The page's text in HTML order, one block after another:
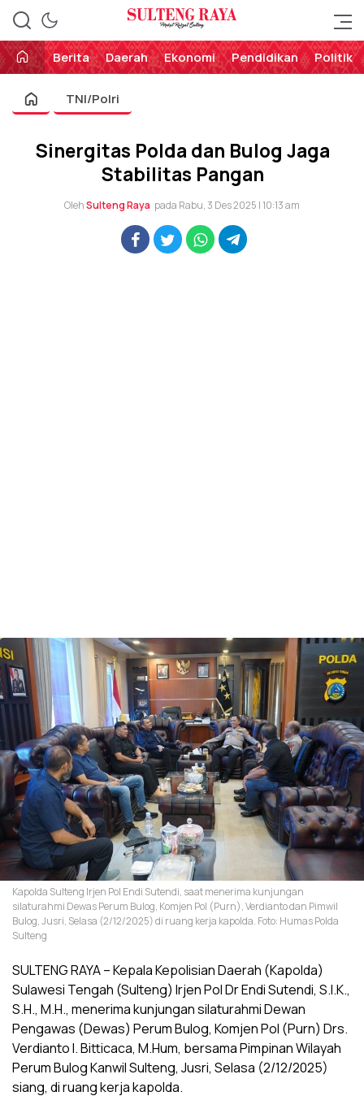
Sulteng Raya
Perekat Rakyat Sulteng
Berita
Daerah Ekonomi Pendidikan Politik
TNI/Polri
Sinergitas Polda dan Bulog Jaga
Stabilitas Pangan
OlehSulteng Raya pada Rabu, 3 Des 2025 | 10:13 am
Kapolda Sulteng Irjen Pol Endi Sutendi, saat menerima kunjungan
silaturahmi Dewas Perum Bulog, Komjen Pol (Purn), Verdianto dan Pimwil
Bulog, Jusri, Selasa (2/12/2025) di ruang kerja kapolda. Foto: Humas Polda
Sulteng
SULTENG RAYA – Kepala Kepolisian Daerah (Kapolda)
Sulawesi Tengah (Sulteng) Irjen Pol Dr Endi Sutendi, S.I.K.,
S.H., M.H., menerima kunjungan silaturahmi Dewan
Pengawas (Dewas) Perum Bulog, Komjen Pol (Purn) Drs.
Verdianto I. Bitticaca, M.Hum, bersama Pimpinan Wilayah
Perum Bulog Kanwil Sulteng, Jusri, Selasa (2/12/2025)
siang, di ruang kerja kapolda.